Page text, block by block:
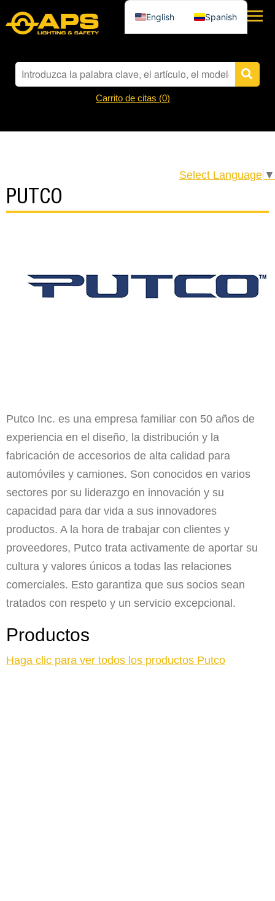
Carrito de citas (0)
Select Language ▼
PUTCO
Putco Inc. es una empresa familiar con 50 años de
experiencia en el diseño, la distribución y la
fabricación de accesorios de alta calidad para
automóviles y camiones. Son conocidos en varios
sectores por su liderazgo en innovación y su
capacidad para dar vida a sus innovadores
productos. A la hora de trabajar con clientes y
proveedores, Putco trata activamente de aportar su
cultura y valores únicos a todas las relaciones
comerciales. Esto garantiza que sus socios sean
tratados con respeto y un servicio excepcional.
Productos
Haga clic para ver todos los productos Putco
English Spanish